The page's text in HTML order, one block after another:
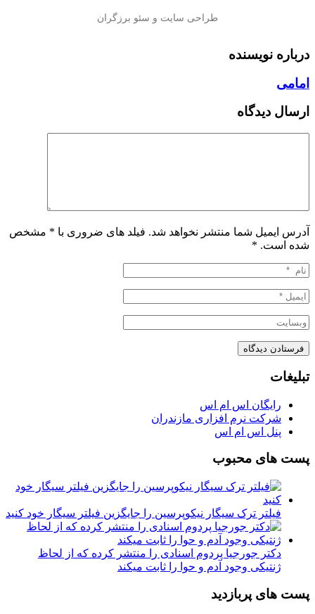
درباره نویسنده
امامی
ارسال دیدگاه
آدرس ایمیل شما منتشر نخواهد شد. فیلد های ضروری با * مشخص
شده است. *
تبلیغات
رایگان اس ام اس
شرکت نرم افزاری مازندران
پنل اس ام اس
پست های محبوب
فیلتر ترک سیگار نیکوپرسین را جایگزین فیلتر سیگار خود کنید
دکتر جورجیا پردوم اسنادی را منتشر کرده که از لحاظ
ژنتیکی وجود آدم و حوا را ثابت میکند
پست های پربازدید